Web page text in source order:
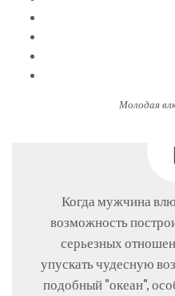
Молодая
Когда мужчина
возможность
серьезных
упускать чудесную
подобный "океан",